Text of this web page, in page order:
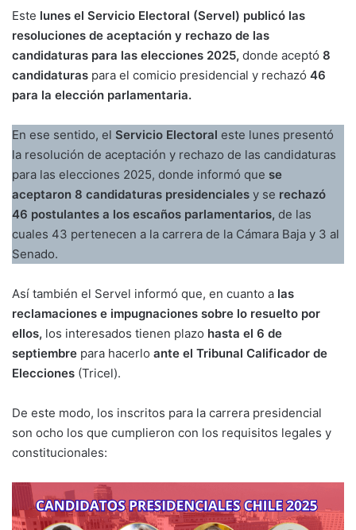
Este lunes el Servicio Electoral (Servel) publicó las
resoluciones de aceptación y rechazo de las
candidaturas para las elecciones 2025, donde aceptó 8
candidaturas para el comicio presidencial y rechazó 46
para la elección parlamentaria.
En ese sentido, el Servicio Electoral este lunes presentó
la resolución de aceptación y rechazo de las candidaturas
para las elecciones 2025, donde informó que se
aceptaron 8 candidaturas presidenciales y se rechazó
46 postulantes a los escaños parlamentarios, de las
cuales 43 pertenecen a la carrera de la Cámara Baja y 3 al
Senado.
Así también el Servel informó que, en cuanto a las
reclamaciones e impugnaciones sobre lo resuelto por
ellos, los interesados tienen plazo hasta el 6 de
septiembre para hacerlo ante el Tribunal Calificador de
Elecciones (Tricel).
De este modo, los inscritos para la carrera presidencial
son ocho los que cumplieron con los requisitos legales y
constitucionales: